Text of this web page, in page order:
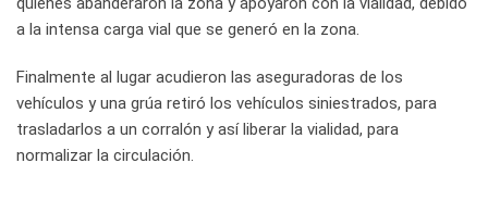
a la intensa carga vial que se generó en la zona.
Finalmente al lugar acudieron las aseguradoras de los
vehículos y una grúa retiró los vehículos siniestrados, para
trasladarlos a un corralón y así liberar la vialidad, para
normalizar la circulación.